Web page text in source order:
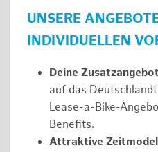
UNSERE
INDIVIDUELLEN
Deine
auf das
Lease-a-Bike-
Benefits.
Attraktive